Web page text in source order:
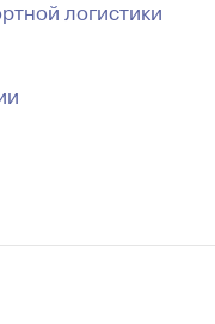
логистики